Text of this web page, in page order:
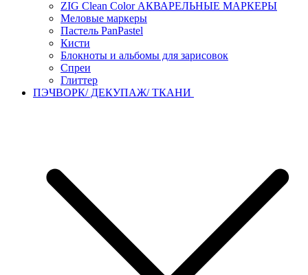
ZIG Clean Color АКВАРЕЛЬНЫЕ МАРКЕРЫ
Меловые маркеры
Пастель PanPastel
Кисти
Блокноты и альбомы для зарисовок
Спреи
Глиттер
ПЭЧВОРК/ ДЕКУПАЖ/ ТКАНИ